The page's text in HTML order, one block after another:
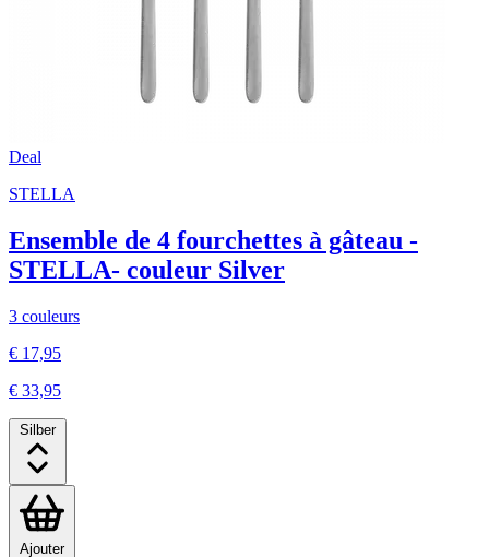
Deal
STELLA
Ensemble de 4 fourchettes à gâteau -
STELLA- couleur Silver
3 couleurs
€ 17,95
€ 33,95
Silber
Ajouter